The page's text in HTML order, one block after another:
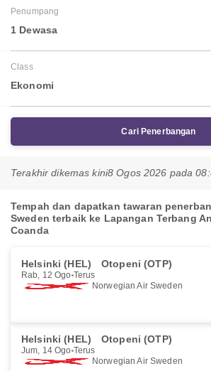
Penumpang
1 Dewasa
Class
Ekonomi
Cari Penerbangan
Terakhir dikemas kini8 Ogos 2026 pada
Tempah dan dapatkan tawaran
Sweden terbaik ke Lapangan Terbang
Coanda
Helsinki (HEL) Otopeni (OTP)
Rab, 12 Ogo Terus
Norwegian Air Sweden
Helsinki (HEL) Otopeni (OTP)
Jum, 14 Ogo Terus
Norwegian Air Sweden